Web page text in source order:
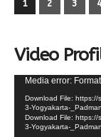
1 2 3
Video
Video
Player
Media error:
Download File: https://
3-Yogyakarta-
Download File: https://
3-Yogyakarta-